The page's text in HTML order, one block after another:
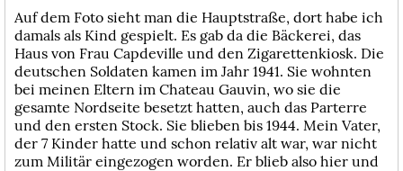
Auf dem Foto sieht man die Hauptstraße, dort habe ich
damals als Kind gespielt. Es gab da die Bäckerei, das
Haus von Frau Capdeville und den Zigarettenkiosk. Die
deutschen Soldaten kamen im Jahr 1941. Sie wohnten
bei meinen Eltern im Chateau Gauvin, wo sie die
gesamte Nordseite besetzt hatten, auch das Parterre
und den ersten Stock. Sie blieben bis 1944. Mein Vater,
der 7 Kinder hatte und schon relativ alt war, war nicht
zum Militär eingezogen worden. Er blieb also hier und